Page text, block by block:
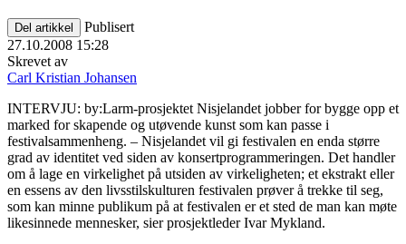
Del artikkel
Publisert
27.10.2008 15:28
Skrevet av
Carl Kristian Johansen
INTERVJU: by:Larm-prosjektet Nisjelandet jobber for bygge opp et
marked for skapende og utøvende kunst som kan passe i
festivalsammenheng. – Nisjelandet vil gi festivalen en enda større
grad av identitet ved siden av konsertprogrammeringen. Det handler
om å lage en virkelighet på utsiden av virkeligheten; et ekstrakt eller
en essens av den livsstilskulturen festivalen prøver å trekke til seg,
som kan minne publikum på at festivalen er et sted de man kan møte
likesinnede mennesker, sier prosjektleder Ivar Mykland.